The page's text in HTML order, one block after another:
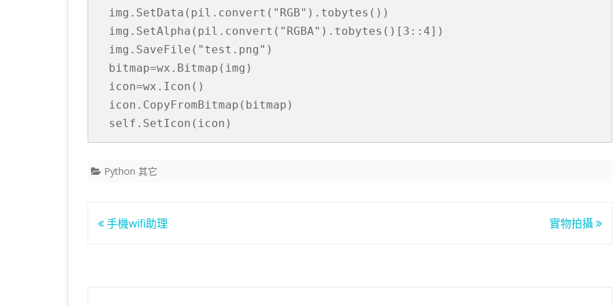
img.SetData(pil.convert( "RGB" ).tobytes())
img.SetAlpha(pil.convert( "RGBA" ).tobytes()[ 3 :: 4])
img.SaveFile("test.png")
bitmap=wx.Bitmap(img)
icon=wx.Icon()
self .SetIcon(icon)
Python 其它
文手機wifi助理 實物拍攝